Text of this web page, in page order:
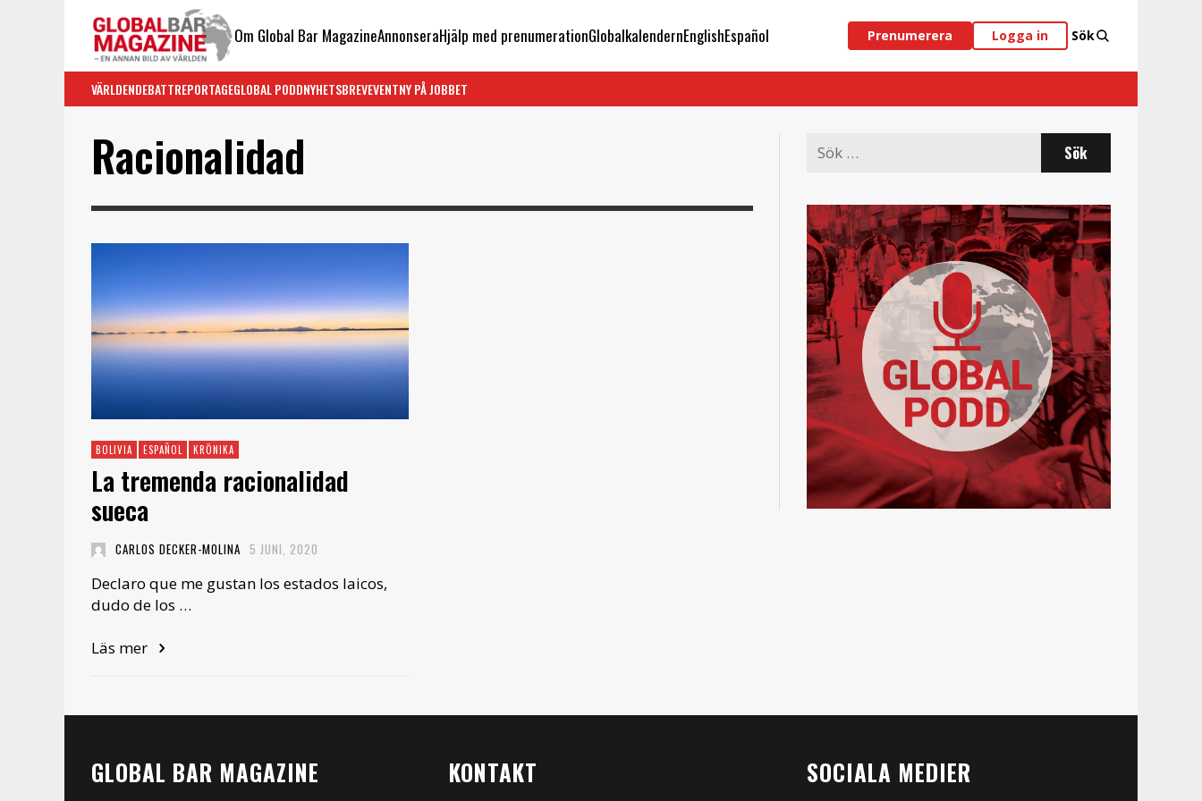
Om Global Bar MagazineAnnonseraHjälp med prenumerationGlobalkalendernEnglishEspañol Prenumerera Logga in Sök
VÄRLDENDEBATTREPORTAGEGLOBAL PODDNYHETSBREVEVENTNY PÅ JOBBET
Racionalidad
BOLIVIA ESPAÑOL KRÖNIKA
La tremenda racionalidad
sueca
CARLOS DECKER-MOLINA 5 JUNI, 2020
Declaro que me gustan los estados laicos,
dudo de los …
Läs mer
Search
for:
GLOBAL BAR MAGAZINE KONTAKT SOCIALA MEDIER